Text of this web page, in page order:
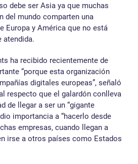
debe ser Asia ya que muchas
del mundo comparten una
Europa y América que no está
atendida.
ha recibido recientemente de
“porque esta organización
digitales europeas”, señaló
respecto que el galardón conlleva
de llegar a ser un “gigante
importancia a “hacerlo desde
empresas, cuando llegan a
irse a otros países como Estados